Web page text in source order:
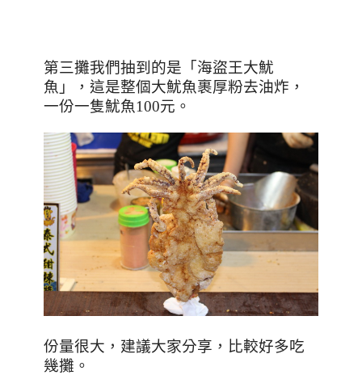
第三攤我們抽到的是「海盜王大魷
魚」，這是整個大魷魚裹厚粉去油炸，
一份一隻魷魚100元。
份量很大，建議大家分享，比較好多吃
幾攤。